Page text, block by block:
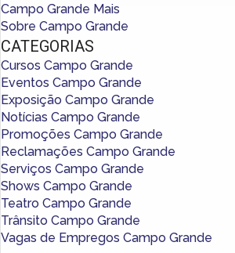
Campo Grande Mais
Sobre Campo Grande
CATEGORIAS
Cursos Campo Grande
Eventos Campo Grande
Exposição Campo Grande
Notícias Campo Grande
Promoções Campo Grande
Reclamações Campo Grande
Serviços Campo Grande
Shows Campo Grande
Teatro Campo Grande
Trânsito Campo Grande
Vagas de Empregos Campo Grande